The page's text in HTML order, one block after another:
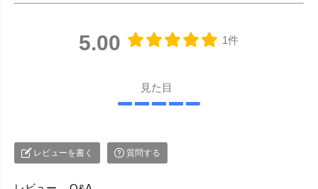
5.00 1件
見た目
レビューを書く 質問する